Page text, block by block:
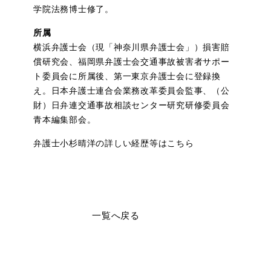
学院法務博士修了。
所属
横浜弁護士会（現「神奈川県弁護士会」）損害賠
償研究会、福岡県弁護士会交通事故被害者サポー
ト委員会に所属後、第一東京弁護士会に登録換
え。日本弁護士連合会業務改革委員会監事、（公
財）日弁連交通事故相談センター研究研修委員会
青本編集部会。
弁護士小杉晴洋の詳しい経歴等はこちら
一覧へ戻る